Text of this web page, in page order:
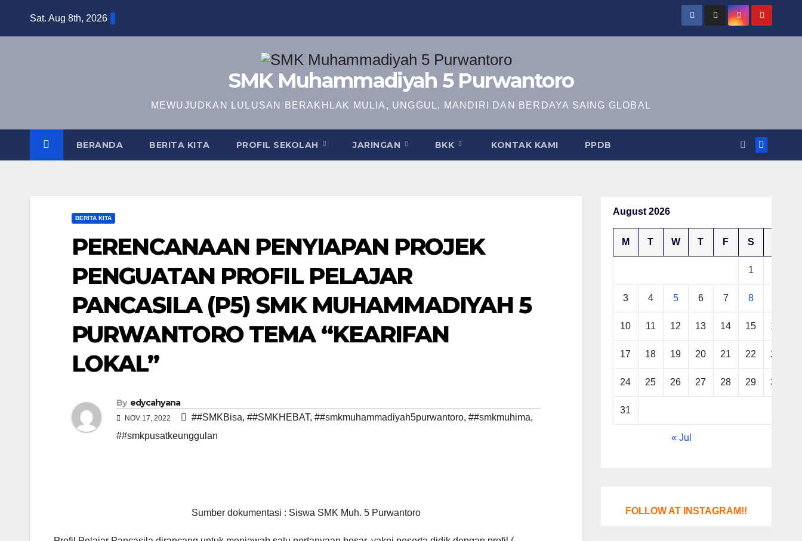
Sat. Aug 8th, 2026
SMK Muhammadiyah 5 Purwantoro
MEWUJUDKAN LULUSAN BERAKHLAK MULIA, UNGGUL, MANDIRI DAN BERDAYA SAING GLOBAL
BERANDA BERITA KITA PROFIL SEKOLAH JARINGAN BKK KONTAK KAMI PPDB
BERITA KITA
PERENCANAAN PENYIAPAN PROJEK
PENGUATAN PROFIL PELAJAR
PANCASILA (P5) SMK MUHAMMADIYAH 5
PURWANTORO TEMA “KEARIFAN
LOKAL”
By edycahyana
NOV 17, 2022 ##SMKBisa, ##SMKHEBAT, ##smkmuhammadiyah5purwantoro, ##smkmuhima,
##smkpusatkeunggulan
Sumber dokumentasi : Siswa SMK Muh. 5 Purwantoro
August 2026
M T W T F S
1
3 4 5 6 7 8
10 11 12 13 14 15 16
17 18 19 20 21 22 23
24 25 26 27 28 29 30
31
« Jul
FOLLOW AT INSTAGRAM!!